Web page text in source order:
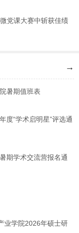
党课大赛中斩获佳绩
→
暑期值班表
度“学术启明星”评选通
期学术交流营报名通
业学院2026年硕士研